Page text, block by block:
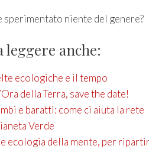
sperimentato niente del genere?
leggere anche:
ecologiche e il tempo
della Terra, save the date!
e baratti: come ci aiuta la rete
Verde
ecologia della mente, per